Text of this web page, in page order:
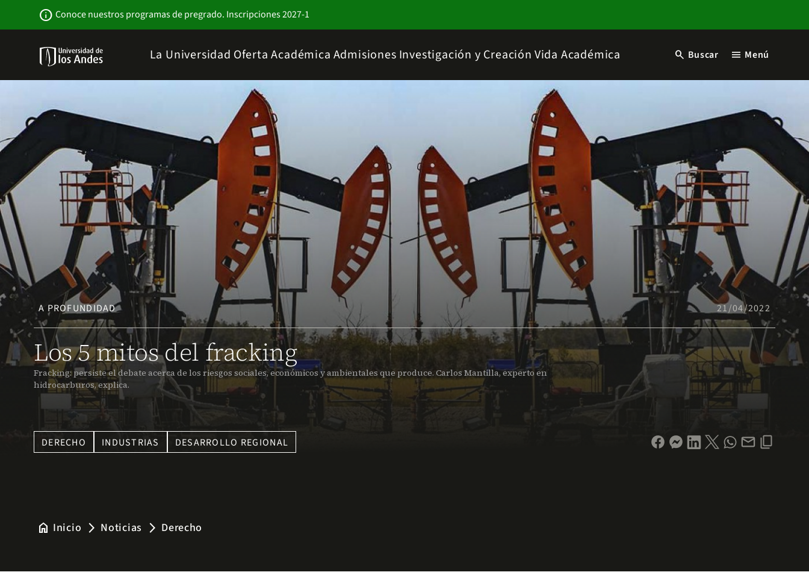
info Conoce nuestros programas de pregrado. Inscripciones 2027-1
La Universidad Oferta Académica Admisiones Investigación y Creación Vida Académica search Buscar menu Menú
A PROFUNDIDAD 21/04/2022
Los 5 mitos del fracking
Fracking: persiste el debate acerca de los riesgos sociales, económicos y ambientales que produce. Carlos Mantilla, experto en
hidrocarburos, explica.
DERECHO INDUSTRIAS DESARROLLO REGIONAL
home Inicio arrow_forward_ios Noticias arrow_forward_ios Derecho